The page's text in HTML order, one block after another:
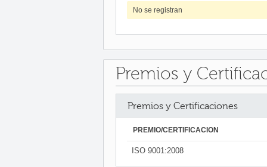
No se registran
Premios y
Premios y Certificaciones
PREMIO/CERTIFICACIÓN
ISO 9001:2008